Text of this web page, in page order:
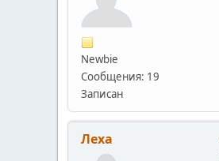
Newbie
Сообщения: 19
Записан
Леха